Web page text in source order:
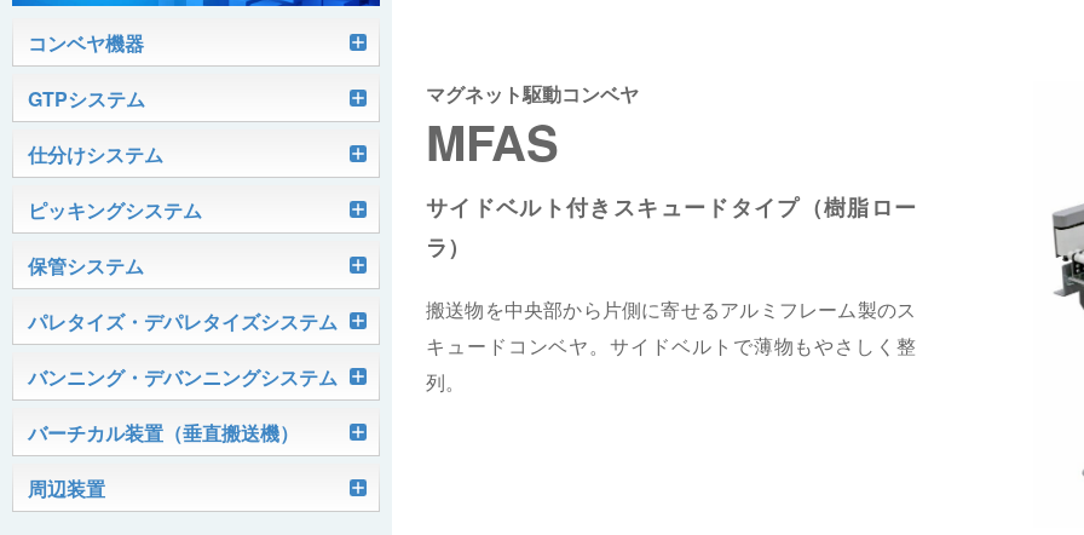
コンベヤ機器
軽搬送コンベヤ
ベルコンミニ
ファインコンベヤ
マグネット駆動コンベヤ
ジャブコン®
プラスチックベルトコンベヤ
オークラ キャリーライン®
ケース搬送コンベヤ
ユニコンV
ユニコンJr
クールコンベヤ®Ⅱ
チェーン駆動ローラコンベヤ
チェーン駆動ローラ単体
パレットコンベヤ
グラビティコンベヤ
ローラコンベヤ
ホイールコンベヤ
フリーカーブコンベヤ
モータローラ＆コンベヤ
モータローラ単体
モータローラコンベヤ
マテハン機器
オークラホッパー
ポータブルクレーン
OKベルコン（スタンダードタイプ）
生産終了品
GTPシステム
Skypod®（スカイポッド）
AGVシステム
OKURUN® /TW300
仕分けシステム
ユニソーター
ハイスピードソーター
ディスクソーター
アングルソーター
クロスベルトソーター（汎用タイプ）
ピッキングシステム
PTIシステム
ピカトルシリーズ
HASS（ハズ）シリーズ
ピックティーチャシステム
バラピッキングロボットシステム
保管システム
Quick Shuttle®
パレタイズ・デパレタイズシステム
ロボットパレタイザ
ロボットパレタイザAi1800Ⅱ-C
ロボットパレタイザAi1800Ⅱ
ビジョンパレタイズシステム
ビジョンデパレタイズシステム
バンニング・デバンニングシステム
トラックローダ「TL-2P」
伸縮ベルトコンベヤ
バーチカル装置（垂直搬送機）
ミニパーフェ® / VCS-Z
周辺装置
マグネット駆動コンベヤ
MFAS
サイドベルト付きスキュードタイプ（樹脂ロー
ラ）
搬送物を中央部から片側に寄せるアルミフレーム製のス
キュードコンベヤ。サイドベルトで薄物もやさしく整
列。